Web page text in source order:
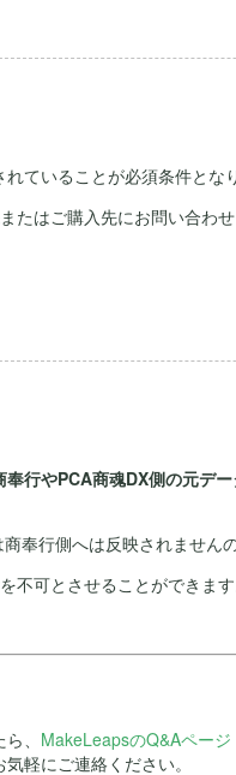
ていることが必須条件となり
はご購入先にお問い合わせ
奉行やPCA商魂DX側の元デ
奉行側へは反映されません
可とさせることができます
、 MakeLeapsのQ&Aページ
軽にご連絡ください。